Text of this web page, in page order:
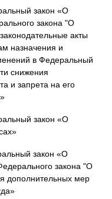
закон «О
закона "О
акты
назначения и
в Федеральный
снижения
и запрета на его
закон «О
закон «О
закона "О
дополнительных мер